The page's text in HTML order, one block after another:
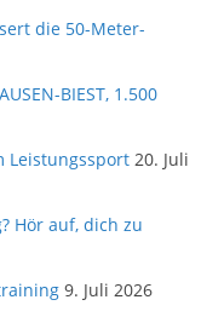
die 50-Meter-
BIEST, 1.500
Leistungssport 20. Juli
Hör auf, dich zu
9. Juli 2026